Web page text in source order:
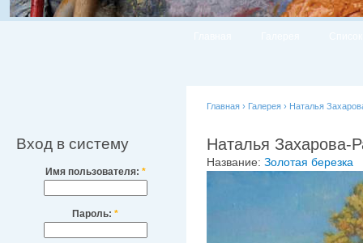
Вход в систему
Имя пользователя: *
Пароль: *
Главная › Галерея › Наталья
Наталья Захарова-
Название: Золотая березка